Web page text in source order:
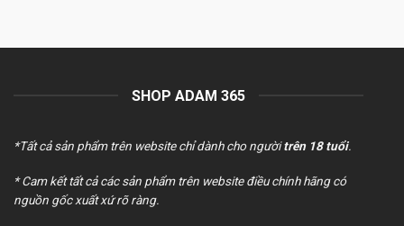
200.000 ₫.là:
SHOP ADAM 365
*Tất cả sản phẩm trên website chỉ dành cho ngườitrên 18 tuổi.
* Cam kết tất cả các sản phẩm trên website điều chính hãng có
nguồn gốc xuất xứ rõ ràng.